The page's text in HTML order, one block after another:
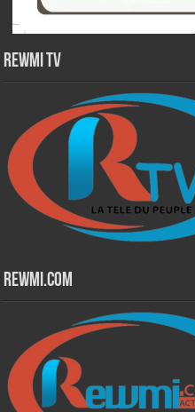
Rewmi TV
Rewmi.Com